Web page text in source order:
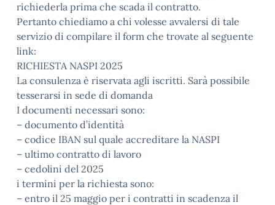
richiederla prima che scada il contratto.
Pertanto chiediamo a chi volesse avvalersi di tale
servizio di compilare il form che trovate al seguente
link:
RICHIESTA NASPI 2025
La consulenza è riservata agli iscritti. Sarà possibile
tesserarsi in sede di domanda
I documenti necessari sono:
– documento d’identità
– codice IBAN sul quale accreditare la NASPI
– ultimo contratto di lavoro
– cedolini del 2025
i termini per la richiesta sono:
– entro il 25 maggio per i contratti in scadenza il